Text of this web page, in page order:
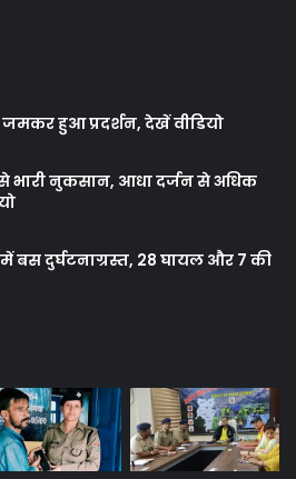
हुआ प्रदर्शन, देखें वीडियो
भारी नुकसान, आधा दर्जन से अधिक
में बस दुर्घटनाग्रस्त, 28 घायल और 7 की